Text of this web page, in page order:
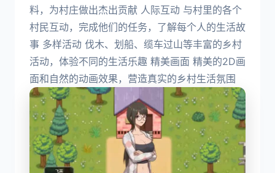
料，为村庄做出杰出贡献 人际互动 与村里的各个
村民互动，完成他们的任务，了解每个人的生活故
事 多样活动 伐木、划船、缆车过山等丰富的乡村
活动，体验不同的生活乐趣 精美画面 精美的2D画
面和自然的动画效果，营造真实的乡村生活氛围